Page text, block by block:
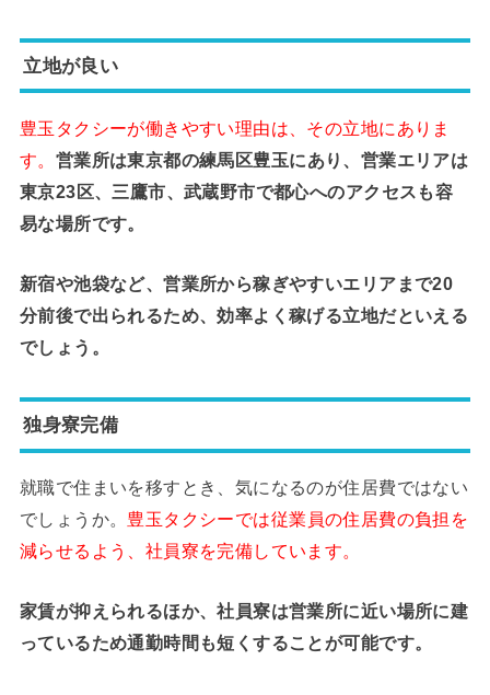
立地が良い
豊玉タクシーが働きやすい理由は、その立地にありま
す。 営業所は東京都の練馬区豊玉にあり、営業エリアは
東京23区、三鷹市、武蔵野市で都心へのアクセスも容
易な場所です。
新宿や池袋など、営業所から稼ぎやすいエリアまで20
分前後で出られるため、効率よく稼げる立地だといえる
でしょう。
独身寮完備
就職で住まいを移すとき、気になるのが住居費ではない
でしょうか。 豊玉タクシーでは従業員の住居費の負担を
減らせるよう、社員寮を完備しています。
家賃が抑えられるほか、社員寮は営業所に近い場所に建
っているため通勤時間も短くすることが可能です。